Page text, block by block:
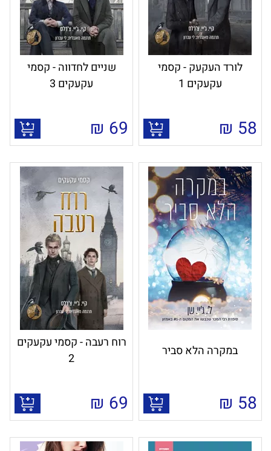
לורד העקעק - קסמי
עקעקים 1
58
₪
שניים לחדווה - קסמי
עקעקים 3
69
₪
במקרה הלא סביר
58
₪
רוח רעבה - קסמי עקעקים
2
69
₪